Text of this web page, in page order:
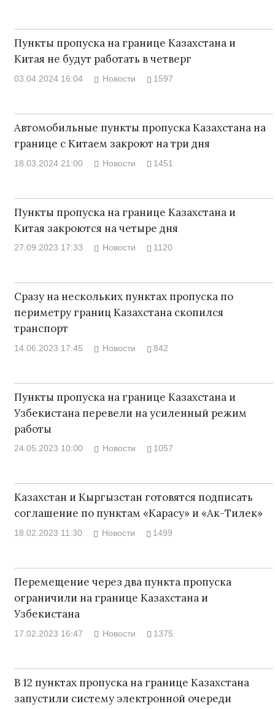
Пункты пропуска на границе Казахстана и
Китая не будут работать в четверг
03.04.2024 16:04 Новости 1597
Автомобильные пункты пропуска Казахстана на
границе с Китаем закроют на три дня
18.03.2024 21:00 Новости 1451
Пункты пропуска на границе Казахстана и
Китая закроются на четыре дня
27.09.2023 17:33 Новости 1120
Сразу на нескольких пунктах пропуска по
периметру границ Казахстана скопился
транспорт
14.06.2023 17:45 Новости 842
Пункты пропуска на границе Казахстана и
Узбекистана перевели на усиленный режим
работы
24.05.2023 10:00 Новости 1057
Казахстан и Кыргызстан готовятся подписать
соглашение по пунктам «Карасу» и «Ак-Тилек»
18.02.2023 11:30 Новости 1499
Перемещение через два пункта пропуска
ограничили на границе Казахстана и
Узбекистана
17.02.2023 16:47 Новости 1375
В 12 пунктах пропуска на границе Казахстана
запустили систему электронной очереди